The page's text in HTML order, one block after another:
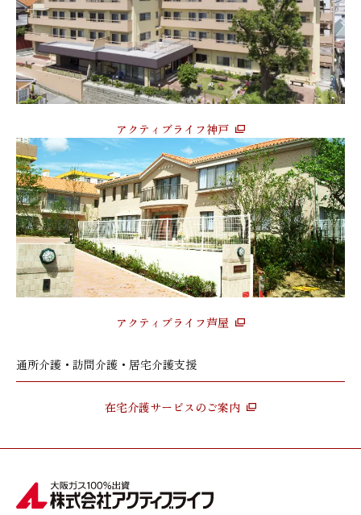
アクティブライフ神戸
アクティブライフ芦屋
通所介護・訪問介護・居宅介護支援
在宅介護サービスのご案内